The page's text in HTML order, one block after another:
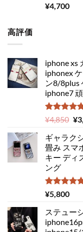
5段階中
5.00
¥4,700
高評価
iphone xs
iphonex
ン8/8plus
iphone7
5段階中
5.00
の評価
¥4,850 元
価
格
は
で
¥
ギャラク
畳み スマ
キー ディ
ング
5段階中
5.00
¥5,800
ステュー